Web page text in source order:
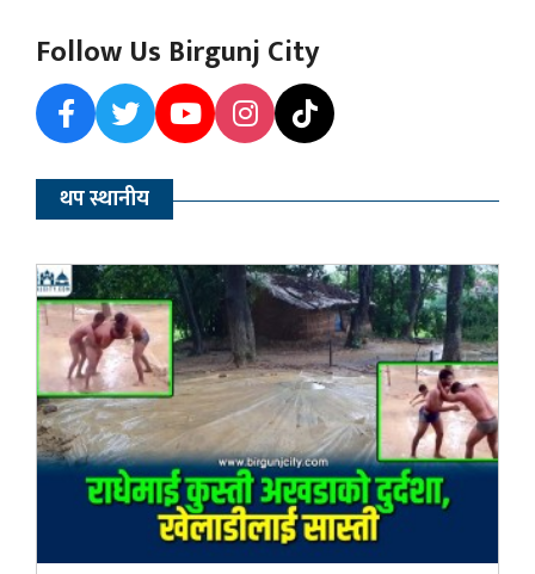
Follow Us Birgunj City
थप स्थानीय